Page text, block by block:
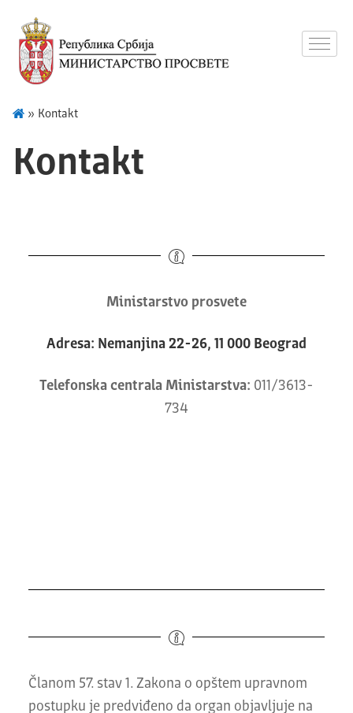
» Kontakt
Kontakt
Ministarstvo prosvete
Adresa: Nemanjina 22-26, 11 000 Beograd
Telefonska centrala Ministarstva: 011/3613-
734
Članom 57. stav 1. Zakona o opštem upravnom
postupku je predviđeno da organ objavljuje na